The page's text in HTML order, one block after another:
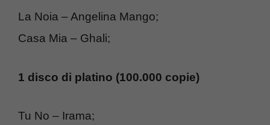
La Noia – Angelina Mango;
Casa Mia – Ghali;
1 disco di platino (100.000 copie)
Tu No – Irama;